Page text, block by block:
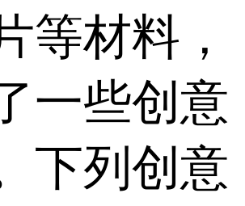
等材料，
一些创意
下列创意